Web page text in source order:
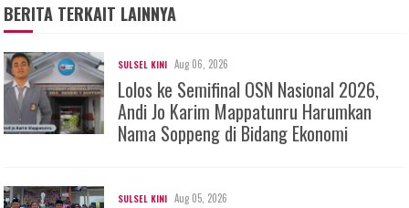
BERITA TERKAIT LAINNYA
SULSEL KINI Aug 06, 2026
Lolos ke Semifinal OSN Nasional 2026,
Andi Jo Karim Mappatunru Harumkan
Nama Soppeng di Bidang Ekonomi
SULSEL KINI Aug 05, 2026